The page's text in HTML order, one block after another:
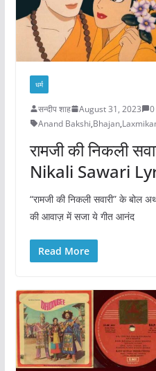
धर्म
सन्दीप शाह August 31, 2023
Anand Bakshi,Bhajan,
रामजी की निकली
Nikali Sawari
“रामजी की निकली सवारी” के बोल
की आवाज़ में सजा ये गीत आनंद
Read More